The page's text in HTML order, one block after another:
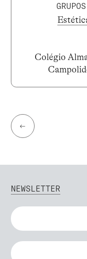
Colégio
←
NEWSLETTER